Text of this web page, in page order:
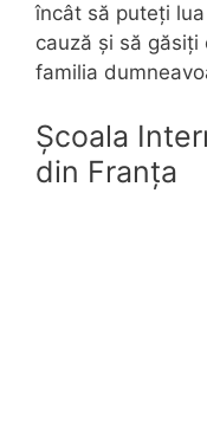
încât să puteți
cauză și să
familia
Școala
din Franța